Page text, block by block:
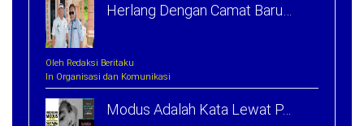
Herlang Dengan Camat Baru…
Oleh Redaksi Beritaku
In Organisasi dan Komunikasi
Modus Adalah Kata Lewat P…